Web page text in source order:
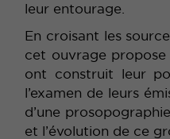
leur entourage.
En croisant les
cet ouvrage propose
ont construit leur
l’examen de leurs
d’une
et l’évolution de ce